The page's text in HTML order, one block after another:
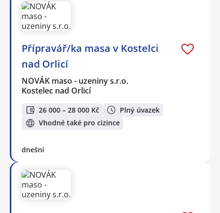
Přípravář/ka masa v Kostelci
nad Orlicí
NOVÁK maso - uzeniny s.r.o.
Kostelec nad Orlicí
26 000 – 28 000 Kč
Plný úvazek
Vhodné také pro cizince
dnešní